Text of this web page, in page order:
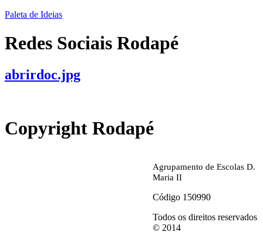
Paleta de Ideias
Redes Sociais Rodapé
abrirdoc.jpg
Copyright Rodapé
Agrupamento de Escolas D.
Maria II
Código 150990
Todos os direitos reservados
© 2014